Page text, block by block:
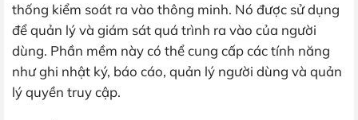
thống kiểm soát ra vào thông minh. Nó được sử dụng
để quản lý và giám sát quá trình ra vào của người
dùng. Phần mềm này có thể cung cấp các tính năng
như ghi nhật ký, báo cáo, quản lý người dùng và quản
lý quyền truy cập.